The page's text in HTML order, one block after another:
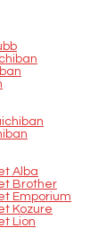
Alba
Brother
Emporium
Kozure
Lion